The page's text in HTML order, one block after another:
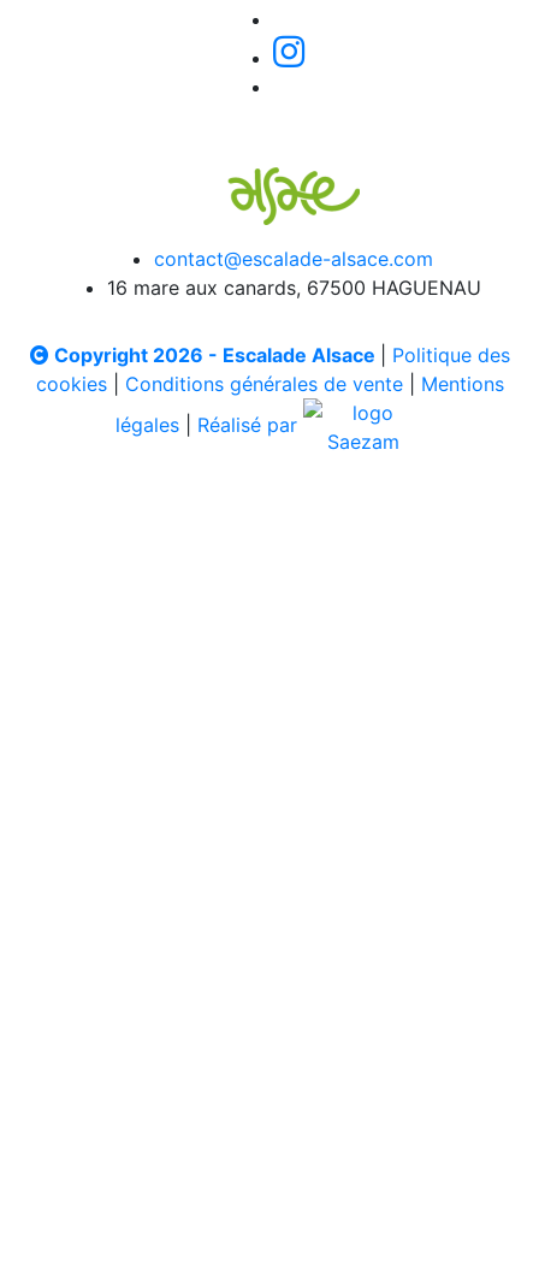
contact@escalade-alsace.com
16 mare aux canards, 67500 HAGUENAU
Copyright 2026 - Escalade Alsace
Politique des
cookies| Conditions générales de vente| Mentions
légales
Réalisé par